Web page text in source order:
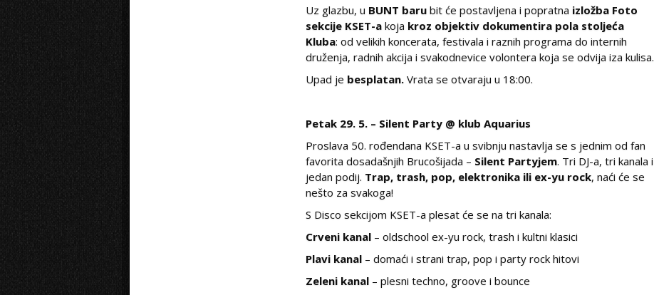
Uz glazbu, u BUNT barubit će postavljena i popratna izložba Foto
sekcije KSET-a koja kroz objektiv dokumentira pola stoljeća
Kluba: od velikih koncerata, festivala i raznih programa do internih
druženja, radnih akcija i svakodnevice volontera koja se odvija iza kulisa.
Upad je besplatan.Vrata se otvaraju u 18:00.
Petak 29. 5. – Silent Party @ klub Aquarius
Proslava 50. rođendana KSET-a u svibnju nastavlja se s jednim od fan
favorita dosadašnjih Brucošijada – Silent Partyjem. Tri DJ-a, tri kanala i
jedan podij. Trap, trash, pop, elektronika ili ex-yu rock, naći će se
nešto za svakoga!
S Disco sekcijom KSET-a plesat će se na tri kanala:
Crveni kanal – oldschool ex-yu rock, trash i kultni klasici
Plavi kanal – domaći i strani trap, pop i party rock hitovi
Zeleni kanal – plesni techno, groove i bounce